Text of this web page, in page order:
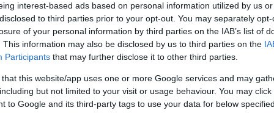
interest-based ads based on personal information utilized by us
to third parties prior to your opt-out. You may separately
of your personal information by third parties on the IAB’s list of
This information may also be disclosed by us to third parties on the
Participants that may further disclose it to other third parties.
that this website/app uses one or more Google services and may
but not limited to your visit or usage behaviour. You may
to Google and its third-party tags to use your data for below
körű elérhetősége – erről beszélt
miután Apáti István, a Mi
vállalkozások tételes adójának
is lehet számolni.